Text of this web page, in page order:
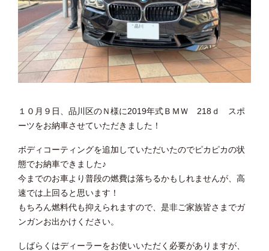
１０月９日、品川区のＮ様に2019年式ＢＭＷ 218ｄ スポ
ーツをお納車させていただきました！
ボディコーティングを追加していただいたのでピカピカの状
態でお納車できました♪
今までのお車より普段の燃費は落ちるかもしれませんが、高
速では上回ると思います！
もちろん燃料代も抑えられますので、是非ご家族皆さまでガ
ンガンお出かけください。
しばらくはディーラーをお使いいただく必要がありますが、